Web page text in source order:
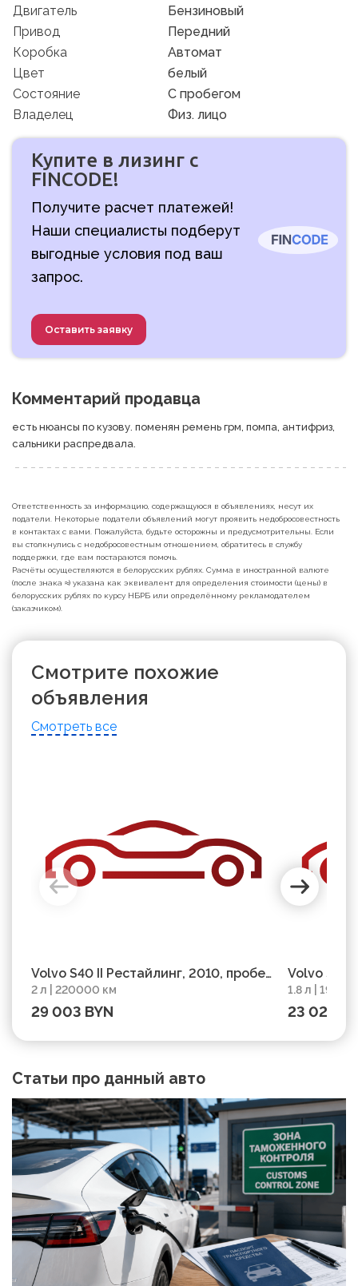
Двигатель
Бензиновый
Привод
Передний
Коробка
Автомат
Цвет
белый
Состояние
C пробегом
Владелец
Физ. лицо
Купите в лизинг с
FINCODE!
Получите расчет платежей!
Наши специалисты подберут
выгодные условия под ваш
запрос.
Оставить заявку
Комментарий продавца
есть нюансы по кузову. поменян ремень грм, помпа, антифриз,
сальники распредвала.
Ответственность за информацию, содержащуюся в объявлениях, несут их
податели. Некоторые податели объявлений могут проявить недобросовестность
в контактах с вами. Пожалуйста, будьте осторожны и предусмотрительны. Если
вы столкнулись с недобросовестным отношением, обратитесь в службу
поддержки, где вам постараются помочь.
Расчёты осуществляются в белорусских рублях. Сумма в иностранной валюте
(после знака ≈) указана как эквивалент для определения стоимости (цены) в
белорусских рублях по курсу НБРБ или определённому рекламодателем
(заказчиком).
Смотрите похожие
объявления
Смотреть все
Volvo S40 II Рестайлинг, 2010, пробег
220000 км
2 л | 220000 км
29 003 BYN
Volvo S40
196000 км
1.8 л |
23 023
Статьи про данный авто